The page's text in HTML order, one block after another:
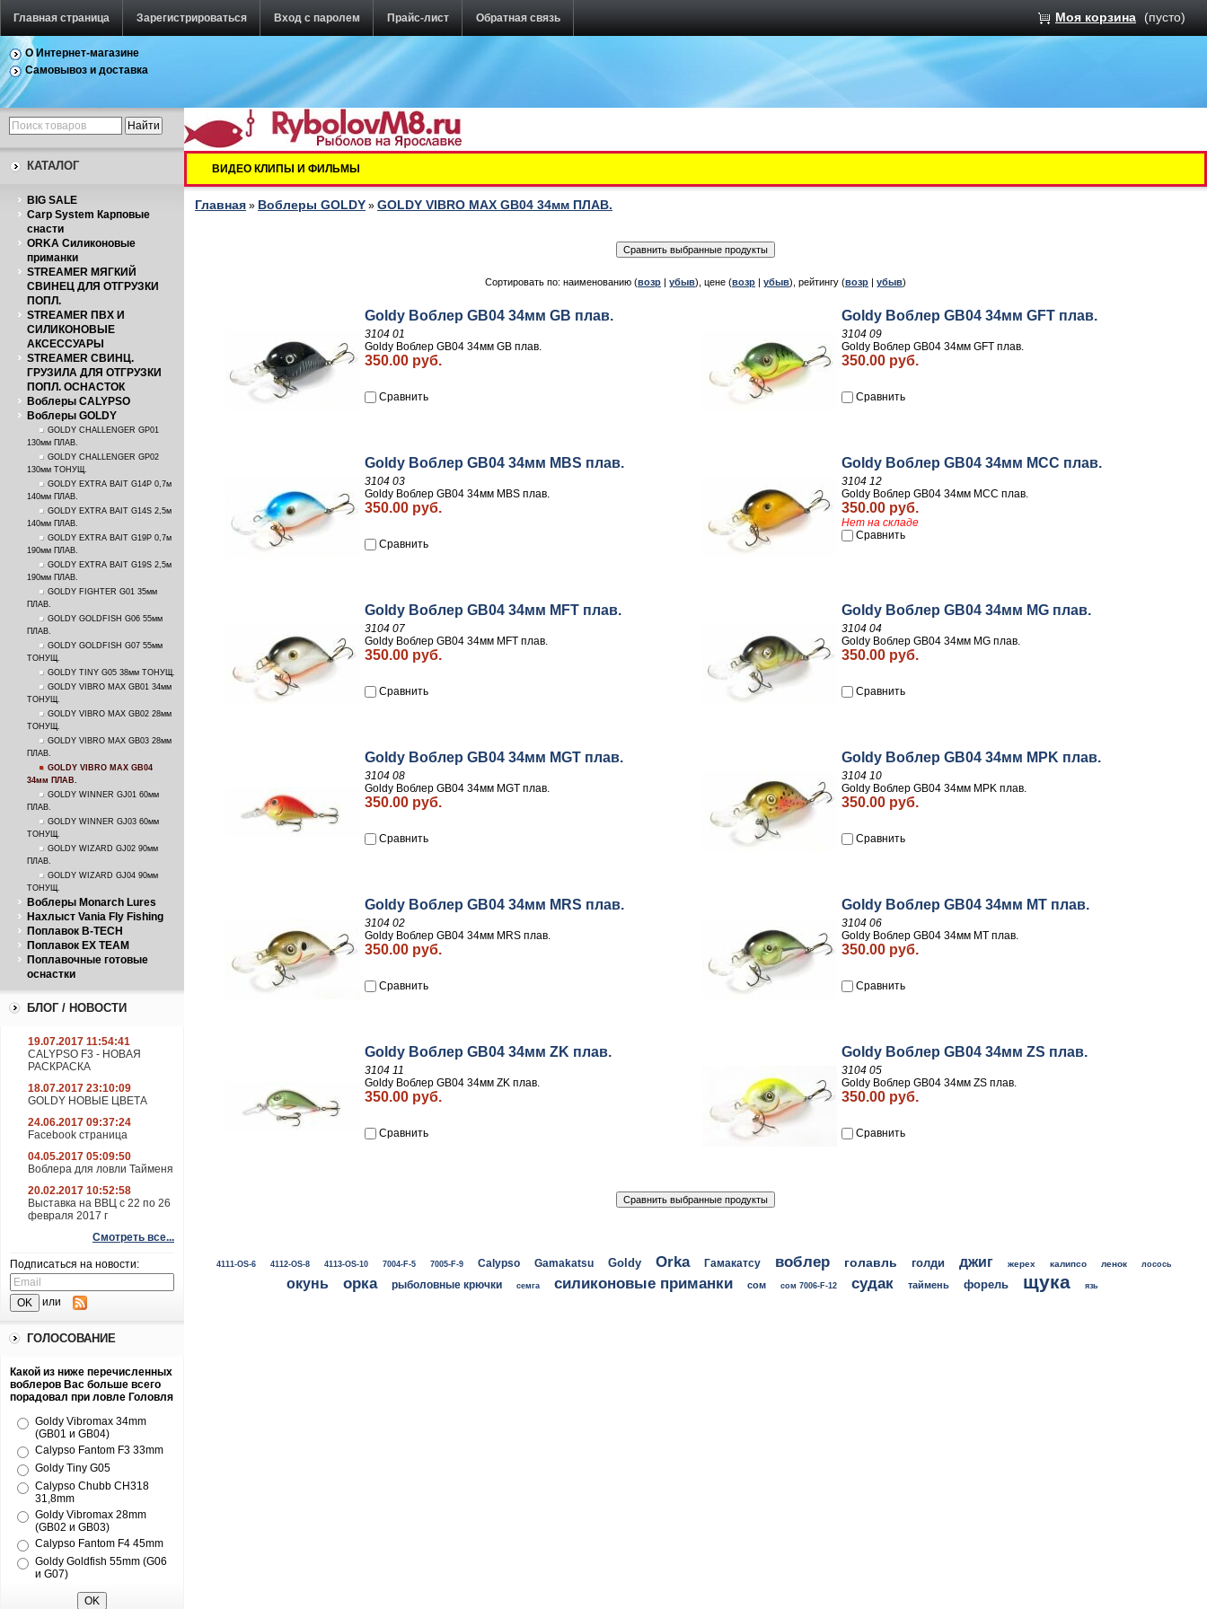
Главная страница Зарегистрироваться Вход с паролем Прайс-лист Обратная связь Моя корзина (пусто)
О Интернет-магазине
Самовывоз и доставка
КАТАЛОГ
BIG SALE
Carp System Карповые
снасти
ORKA Силиконовые
приманки
STREAMER МЯГКИЙ
СВИНЕЦ ДЛЯ ОТГРУЗКИ
ПОПЛ.
STREAMER ПВХ И
СИЛИКОНОВЫЕ
АКСЕССУАРЫ
STREAMER СВИНЦ.
ГРУЗИЛА ДЛЯ ОТГРУЗКИ
ПОПЛ. ОСНАСТОК
Воблеры CALYPSO
Воблеры GOLDY
GOLDY CHALLENGER GP01
130мм ПЛАВ.
GOLDY CHALLENGER GP02
130мм ТОНУЩ.
GOLDY EXTRA BAIT G14P 0,7м
140мм ПЛАВ.
GOLDY EXTRA BAIT G14S 2,5м
140мм ПЛАВ.
GOLDY EXTRA BAIT G19P 0,7м
190мм ПЛАВ.
GOLDY EXTRA BAIT G19S 2,5м
190мм ПЛАВ.
GOLDY FIGHTER G01 35мм
ПЛАВ.
GOLDY GOLDFISH G06 55мм
ПЛАВ.
GOLDY GOLDFISH G07 55мм
ТОНУЩ.
GOLDY TINY G05 38мм ТОНУЩ.
GOLDY VIBRO MAX GB01 34мм
ТОНУЩ.
GOLDY VIBRO MAX GB02 28мм
ТОНУЩ.
GOLDY VIBRO MAX GB03 28мм
ПЛАВ.
GOLDY VIBRO MAX GB04
34мм ПЛАВ.
GOLDY WINNER GJ01 60мм
ПЛАВ.
GOLDY WINNER GJ03 60мм
ТОНУЩ.
GOLDY WIZARD GJ02 90мм
ПЛАВ.
GOLDY WIZARD GJ04 90мм
ТОНУЩ.
Воблеры Monarch Lures
Нахлыст Vania Fly Fishing
Поплавок B-TECH
Поплавок EX TEAM
Поплавочные готовые
оснастки
БЛОГ / НОВОСТИ
19.07.2017 11:54:41
CALYPSO F3 - НОВАЯ
РАСКРАСКА
18.07.2017 23:10:09
GOLDY НОВЫЕ ЦВЕТА
24.06.2017 09:37:24
Facebook страница
04.05.2017 05:09:50
Воблера для ловли Тайменя
20.02.2017 10:52:58
Выставка на ВВЦ с 22 по 26
февраля 2017 г
Смотреть все...
Подписаться на новости:
или
ГОЛОСОВАНИЕ
Какой из ниже перечисленных
воблеров Вас больше всего
порадовал при ловле Головля
Goldy Vibromax 34mm
(GB01 и GB04)
Calypso Fantom F3 33mm
Goldy Tiny G05
Calypso Chubb CH318
31,8mm
Goldy Vibromax 28mm
(GB02 и GB03)
Calypso Fantom F4 45mm
Goldy Goldfish 55mm (G06
и G07)
ВИДЕО КЛИПЫ И ФИЛЬМЫ
Главная » Воблеры GOLDY » GOLDY VIBRO MAX GB04 34мм ПЛАВ.
Сортировать по: наименованию (возр | убыв), цене (возр | убыв), рейтингу (возр | убыв)
Goldy Воблер GB04 34мм GB плав.
3104 01
Goldy Воблер GB04 34мм GB плав.
350.00 руб.
Сравнить
Goldy Воблер GB04 34мм GFT плав.
3104 09
Goldy Воблер GB04 34мм GFT плав.
350.00 руб.
Сравнить
Goldy Воблер GB04 34мм MBS плав.
3104 03
Goldy Воблер GB04 34мм MBS плав.
350.00 руб.
Сравнить
Goldy Воблер GB04 34мм MCC плав.
3104 12
Goldy Воблер GB04 34мм MCC плав.
350.00 руб.
Нет на складе
Сравнить
Goldy Воблер GB04 34мм MFT плав.
3104 07
Goldy Воблер GB04 34мм MFT плав.
350.00 руб.
Сравнить
Goldy Воблер GB04 34мм MG плав.
3104 04
Goldy Воблер GB04 34мм MG плав.
350.00 руб.
Сравнить
Goldy Воблер GB04 34мм MGT плав.
3104 08
Goldy Воблер GB04 34мм MGT плав.
350.00 руб.
Сравнить
Goldy Воблер GB04 34мм MPK плав.
3104 10
Goldy Воблер GB04 34мм MPK плав.
350.00 руб.
Сравнить
Goldy Воблер GB04 34мм MRS плав.
3104 02
Goldy Воблер GB04 34мм MRS плав.
350.00 руб.
Сравнить
Goldy Воблер GB04 34мм MT плав.
3104 06
Goldy Воблер GB04 34мм MT плав.
350.00 руб.
Сравнить
Goldy Воблер GB04 34мм ZK плав.
3104 11
Goldy Воблер GB04 34мм ZK плав.
350.00 руб.
Сравнить
Goldy Воблер GB04 34мм ZS плав.
3104 05
Goldy Воблер GB04 34мм ZS плав.
350.00 руб.
Сравнить
4111-OS-6 4112-OS-8 4113-OS-10 7004-F-5 7005-F-9 Calypso Gamakatsu Goldy Orka Гамакатсу воблер голавль голди джиг жерех калипсо ленок лосось
окунь орка рыболовные крючки семга силиконовые приманки сом сом 7006-F-12 судак таймень форель щука язь